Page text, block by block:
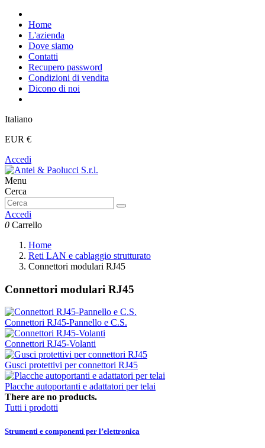
Home
L'azienda
Dove siamo
Contatti
Recupero password
Condizioni di vendita
Dicono di noi
Italiano
EUR €
Accedi
Menu
Cerca
Accedi
0 Carrello
Home
Reti LAN e cablaggio strutturato
Connettori modulari RJ45
Connettori modulari RJ45
Connettori RJ45-Pannello e C.S.
Connettori RJ45-Volanti
Gusci protettivi per connettori RJ45
Placche autoportanti e adattatori per telai
There are no products.
Tutti i prodotti
Strumenti e componenti per l’elettronica